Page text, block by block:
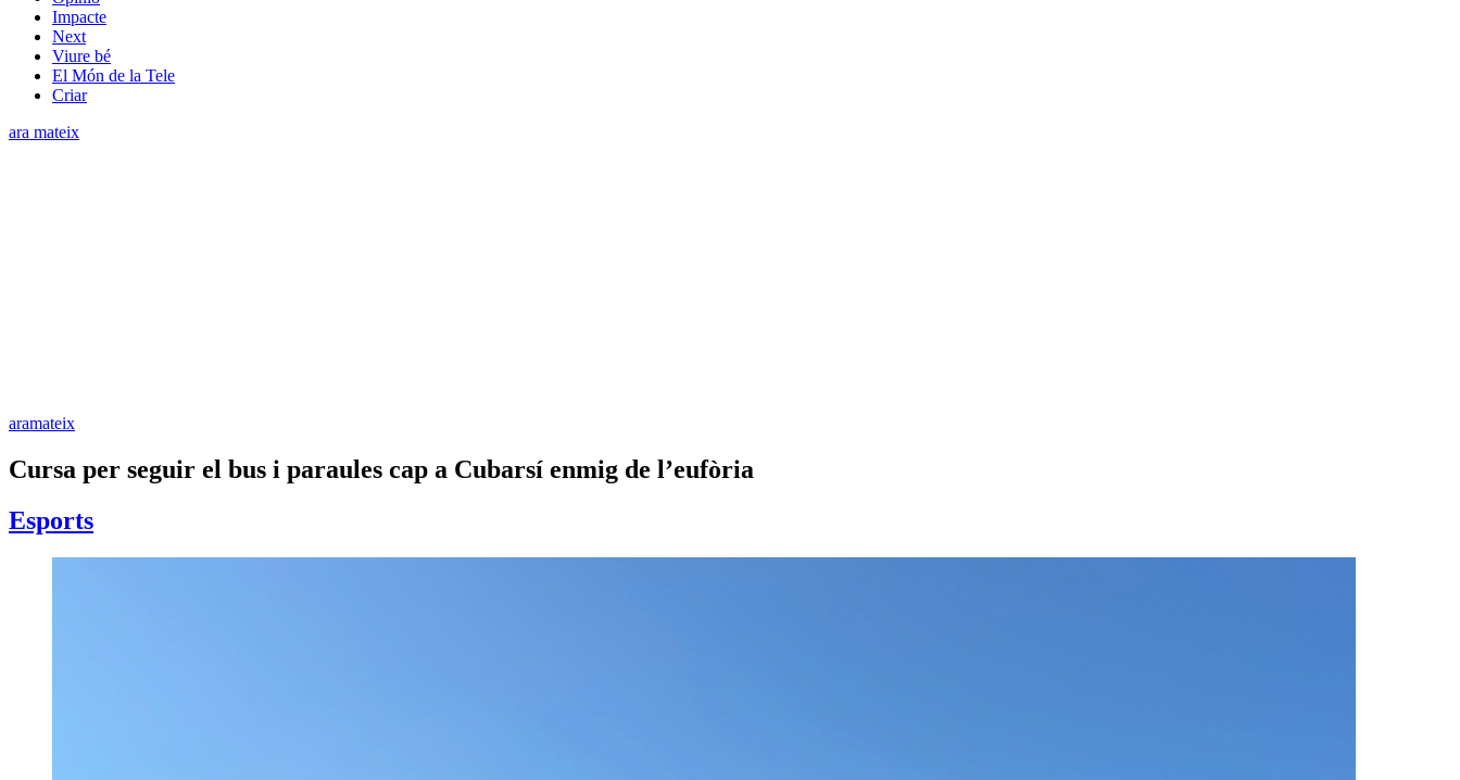
Impacte
Next
Viure bé
El Món de la Tele
Criar
ara mateix
aramateix
Cursa per seguir el bus i paraules cap a Cubarsí enmig de l’eufòria
Esports